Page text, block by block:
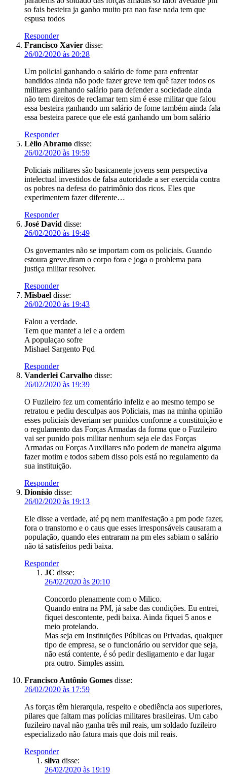
so fais besteira ja ganho muito pra nao fase nada tem que
espusa todos
Responder
Francisco Xavier disse:
26/02/2020 às 20:28
Um policial ganhando o salário de fome para enfrentar
bandidos ainda não pode fazer greve tem quê fazer todos os
militares ganhando salário para defender a sociedade ainda
não tem direitos de reclamar tem sim é esse militar que falou
essa besteira ganhando um salário de fome também ainda fala
essa besteira parece que ele está ganhando um bom salário
Responder
Lélio Abramo disse:
26/02/2020 às 19:59
Policiais militares são basicanente jovens sem perspectiva
intelectual investidos de falsa autoridade a ser exercida contra
os pobres na defesa do patrimônio dos ricos. Eles que
experimentem fazer diferente…
Responder
José David disse:
26/02/2020 às 19:49
Os governantes não se importam com os policiais. Guando
estoura greve,tiram o corpo fora e joga o problema para
justiça militar resolver.
Responder
Misbael disse:
26/02/2020 às 19:43
Falou a verdade.
Tem que mantef a lei e a ordem
A populaçao sofre
Mishael Sargento Pqd
Responder
Vanderlei Carvalho disse:
26/02/2020 às 19:39
O Fuzileiro fez um comentário infeliz e ao mesmo tempo se
retratou e pediu desculpas aos Policiais, mas na minha opinião
esses policiais deveriam ser punidos conforme a constituição e
o regulamento das Forças Armadas da forma que o Fuzileiro
vai ser punido pois militar nenhum seja ele das Forças
Armadas ou Forças Auxiliares não podem de maneira alguma
fazer motim e todos sabem disso pois está no regulamento da
sua instituição.
Responder
Dionísio disse:
26/02/2020 às 19:13
Ele disse a verdade, até pq nem manifestação a pm pode fazer,
fora o transtorno e o caus que esses irresponsáveis causaram a
população, quando eles entraram na pm eles sabiam o salário
não tá satisfeitos pedi baixa.
Responder
JC disse:
26/02/2020 às 20:10
Concordo plenamente com o Milico.
Quando entra na PM, já sabe das condições. Eu entrei,
fiquei descontente, pedi baixa. Ainda fiquei 5 anos e
meio protelando.
Mas seja em Instituições Públicas ou Privadas, qualquer
tipo de empresa, se o funcionário ou servidor que seja,
não está contente, é só pedir desligamento e dar lugar
pra outro. Simples assim.
Francisco Antônio Gomes disse:
26/02/2020 às 17:59
As forças têm hierarquia, respeito e obediência aos superiores,
pilares que faltam mas polícias militares brasileiras. Um cabo
fuzileiro naval não ganha três mil reais, um soldado fuzileiro
especializado não fatura mais que dois mil reais.
Responder
silva disse:
26/02/2020 às 19:19